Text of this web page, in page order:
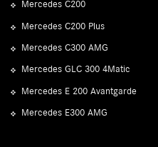
Mercedes C200
Mercedes C200 Plus
Mercedes C300 AMG
Mercedes GLC 300 4Matic
Mercedes E 200 Avantgarde
Mercedes E300 AMG